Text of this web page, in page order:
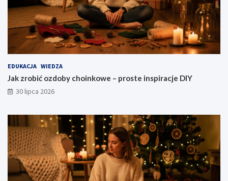
EDUKACJA WIEDZA
Jak zrobić ozdoby choinkowe – proste inspiracje DIY
30 lipca 2026